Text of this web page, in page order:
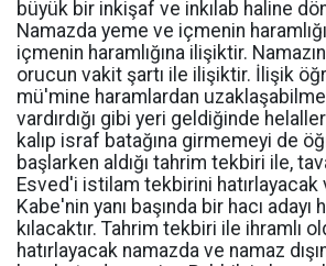
büyük bir inkişaf ve inkılab haline
Namazda yeme ve içmenin
içmenin haramlığına ilişiktir.
orucun vakit şartı ile ilişiktir. İlişik
mü'mine haramlardan
vardırdığı gibi yeri geldiğinde
kalıp israf batağına girmemeyi de
başlarken aldığı tahrim tekbiri ile,
Esved'i istilam tekbirini hatırlayacak
Kabe'nin yanı başında bir hacı adayı
kılacaktır. Tahrim tekbiri ile ihramlı
hatırlayacak namazda ve namaz